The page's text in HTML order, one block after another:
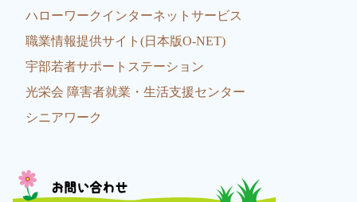
ハローワークインターネットサービス
職業情報提供サイト(日本版O-NET)
宇部若者サポートステーション
光栄会 障害者就業・生活支援センター
シニアワーク
お問い合わせ